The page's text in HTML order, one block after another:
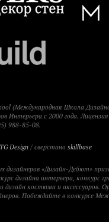
(Международная Школа
Интерьера с 2000 года.
988-85-08.
TG Design / сверстано skillbase
дизайнеров «Дизайн-Дебют»
дизайна интерьера, конкурс
дизайн костюма и
Побеждайте в конкурсе